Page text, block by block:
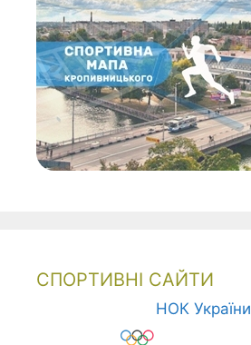
СПОРТИВНІ САЙТИ
НОК України